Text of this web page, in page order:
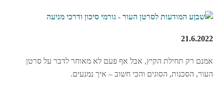
21.6.2022
אמנם רק תחילת הקיץ, אבל אף פעם לא מאוחר לדבר על סרטן
העור, הסכנות, הסוגים והכי חשוב – איך נמנעים.